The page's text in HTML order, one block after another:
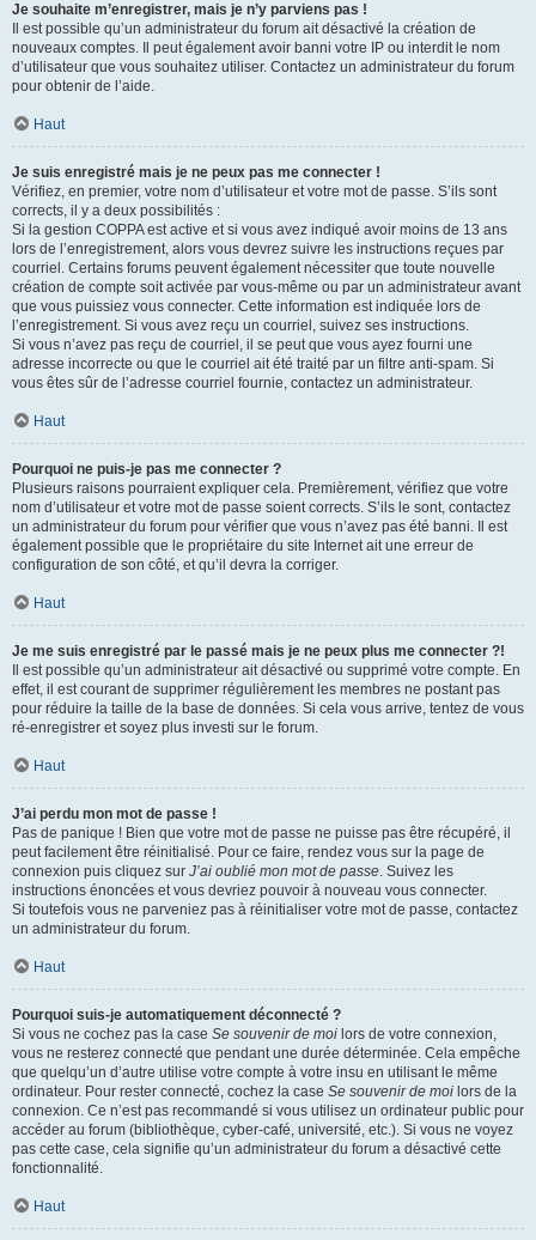
Je souhaite m’enregistrer, mais je n’y parviens pas !
Il est possible qu’un administrateur du forum ait désactivé la création de
nouveaux comptes. Il peut également avoir banni votre IP ou interdit le nom
d’utilisateur que vous souhaitez utiliser. Contactez un administrateur du forum
pour obtenir de l’aide.
Haut
Je suis enregistré mais je ne peux pas me connecter !
Vérifiez, en premier, votre nom d’utilisateur et votre mot de passe. S’ils sont
corrects, il y a deux possibilités :
Si la gestion COPPA est active et si vous avez indiqué avoir moins de 13 ans
lors de l’enregistrement, alors vous devrez suivre les instructions reçues par
courriel. Certains forums peuvent également nécessiter que toute nouvelle
création de compte soit activée par vous-même ou par un administrateur avant
que vous puissiez vous connecter. Cette information est indiquée lors de
l’enregistrement. Si vous avez reçu un courriel, suivez ses instructions.
Si vous n’avez pas reçu de courriel, il se peut que vous ayez fourni une
adresse incorrecte ou que le courriel ait été traité par un filtre anti-spam. Si
vous êtes sûr de l’adresse courriel fournie, contactez un administrateur.
Haut
Pourquoi ne puis-je pas me connecter ?
Plusieurs raisons pourraient expliquer cela. Premièrement, vérifiez que votre
nom d’utilisateur et votre mot de passe soient corrects. S’ils le sont, contactez
un administrateur du forum pour vérifier que vous n’avez pas été banni. Il est
également possible que le propriétaire du site Internet ait une erreur de
configuration de son côté, et qu’il devra la corriger.
Haut
Je me suis enregistré par le passé mais je ne peux plus me connecter ?!
Il est possible qu’un administrateur ait désactivé ou supprimé votre compte. En
effet, il est courant de supprimer régulièrement les membres ne postant pas
pour réduire la taille de la base de données. Si cela vous arrive, tentez de vous
ré-enregistrer et soyez plus investi sur le forum.
Haut
J’ai perdu mon mot de passe !
Pas de panique ! Bien que votre mot de passe ne puisse pas être récupéré, il
peut facilement être réinitialisé. Pour ce faire, rendez vous sur la page de
connexion puis cliquez sur J’ai oublié mon mot de passe. Suivez les
instructions énoncées et vous devriez pouvoir à nouveau vous connecter.
Si toutefois vous ne parveniez pas à réinitialiser votre mot de passe, contactez
un administrateur du forum.
Haut
Pourquoi suis-je automatiquement déconnecté ?
Si vous ne cochez pas la case Se souvenir de moi lors de votre connexion,
vous ne resterez connecté que pendant une durée déterminée. Cela empêche
que quelqu’un d’autre utilise votre compte à votre insu en utilisant le même
ordinateur. Pour rester connecté, cochez la case Se souvenir de moi lors de la
connexion. Ce n’est pas recommandé si vous utilisez un ordinateur public pour
accéder au forum (bibliothèque, cyber-café, université, etc.). Si vous ne voyez
pas cette case, cela signifie qu’un administrateur du forum a désactivé cette
fonctionnalité.
Haut